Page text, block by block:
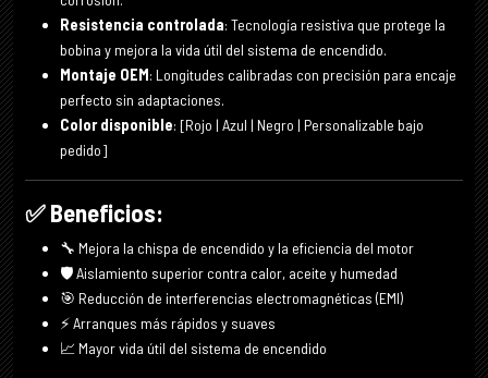
Resistencia controlada: Tecnología resistiva que protege la
bobina y mejora la vida útil del sistema de encendido.
Montaje OEM: Longitudes calibradas con precisión para encaje
perfecto sin adaptaciones.
Color disponible: [Rojo | Azul | Negro | Personalizable bajo
pedido]
✅ Beneficios:
🔧 Mejora la chispa de encendido y la eficiencia del motor
🛡 Aislamiento superior contra calor, aceite y humedad
🎯 Reducción de interferencias electromagnéticas (EMI)
⚡ Arranques más rápidos y suaves
📈 Mayor vida útil del sistema de encendido